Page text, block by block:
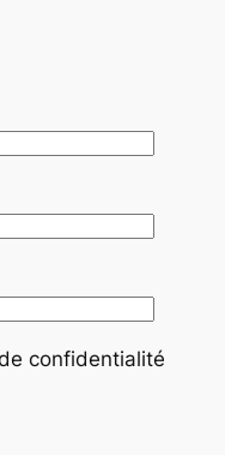
confidentialité